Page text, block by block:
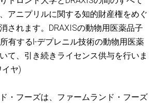
アニプリルに関する知的財産権をめぐ
されます。DRAXISの動物用医薬品子
有するl-デプレニル技術の動物用医薬
て、引き続きライセンス供与を行いま
ヤ)
・フーズは、ファームランド・フーズ